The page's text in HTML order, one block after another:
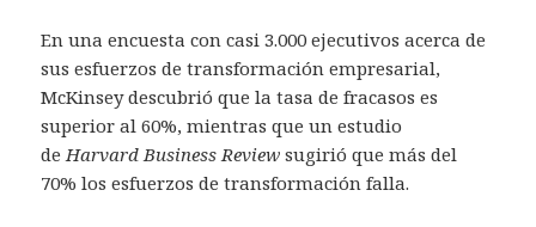
En una encuesta con casi 3.000 ejecutivos acerca de
sus esfuerzos de transformación empresarial,
McKinsey descubrió que la tasa de fracasos es
superior al 60%, mientras que un estudio
deHarvard Business Review sugirió que más del
70% los esfuerzos de transformación falla.